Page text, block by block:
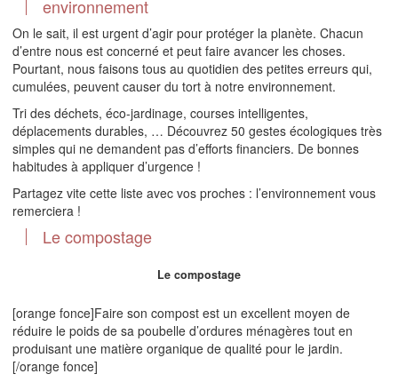
environnement
On le sait, il est urgent d’agir pour protéger la planète. Chacun
d’entre nous est concerné et peut faire avancer les choses.
Pourtant, nous faisons tous au quotidien des petites erreurs qui,
cumulées, peuvent causer du tort à notre environnement.
Tri des déchets, éco-jardinage, courses intelligentes,
déplacements durables, … Découvrez 50 gestes écologiques très
simples qui ne demandent pas d’efforts financiers. De bonnes
habitudes à appliquer d’urgence !
Partagez vite cette liste avec vos proches : l’environnement vous
remerciera !
Le compostage
Le compostage
[orange fonce]Faire son compost est un excellent moyen de
réduire le poids de sa poubelle d’ordures ménagères tout en
produisant une matière organique de qualité pour le jardin.
[/orange fonce]